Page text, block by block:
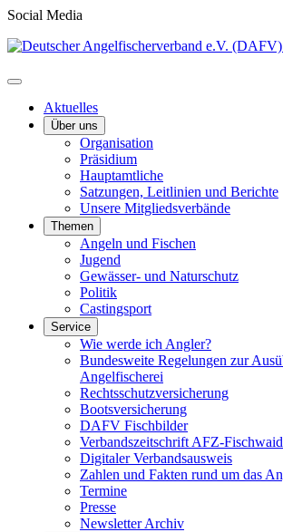
Social Media
Aktuelles
Über uns
Organisation
Präsidium
Hauptamtliche
Satzungen, Leitlinien und Berichte
Unsere Mitgliedsverbände
Themen
Angeln und Fischen
Jugend
Gewässer- und Naturschutz
Politik
Castingsport
Service
Wie werde ich Angler?
Bundesweite Regelungen zur
Angelfischerei
Rechtsschutzversicherung
Bootsversicherung
DAFV Fischbilder
Verbandszeitschrift AFZ-Fischwaid
Digitaler Verbandsausweis
Zahlen und Fakten rund um das
Termine
Presse
Newsletter Archiv